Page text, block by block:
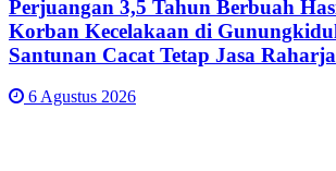
Perjuangan 3,5 Tahun Berbuah
Korban Kecelakaan di
Santunan Cacat Tetap Jasa Raharja
6 Agustus 2026